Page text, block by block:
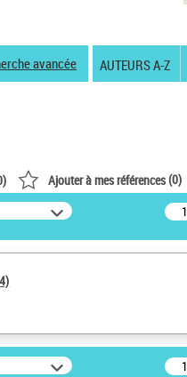
avancée AUTEURS A-Z
) Ajouter à mes références(0)